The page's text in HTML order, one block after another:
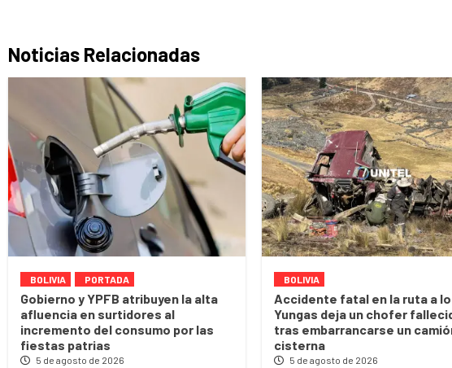
Noticias Relacionadas
BOLIVIA PORTADA
Gobierno y YPFB atribuyen la alta
afluencia en surtidores al
incremento del consumo por las
fiestas patrias
5 de agosto de 2026
BOLIVIA
Accidente fatal en la ruta a
Yungas deja un chofer
tras embarrancarse un
cisterna
5 de agosto de 2026